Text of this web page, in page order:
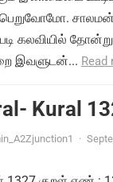
கலவியில்
இவளுடன்... Read
Kural
·